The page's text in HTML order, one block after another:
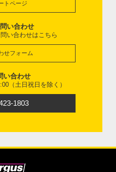
トページ
い合わせ
い合わせはこちら
せフォーム
い合わせ
（土日祝日を除く）
1803